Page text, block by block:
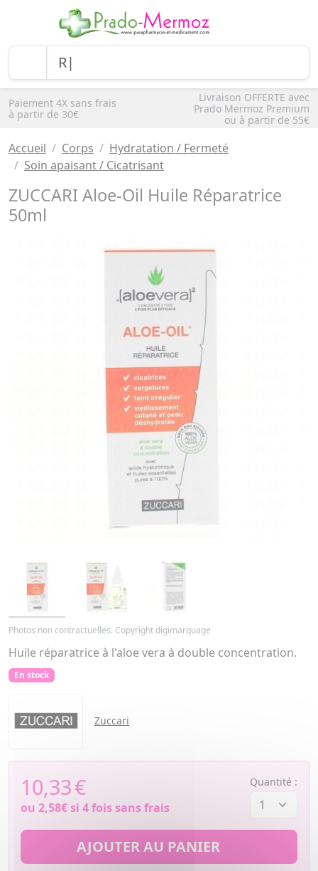
Paiement 4X sans frais
à partir de 30€
Livraison OFFERTE avec
Prado Mermoz Premium
ou à partir de 55€
Accueil Corps
Hydratation / Fermeté
Soin apaisant / Cicatrisant
ZUCCARI Aloe-Oil Huile Réparatrice
50ml
Photos non contractuelles. Copyright digimarquage
Huile réparatrice à l'aloe vera à double concentration.
En stock
Zuccari
10,33€
ou 2,58€si 4 fois sans frais
Quantité :
AJOUTER AU PANIER